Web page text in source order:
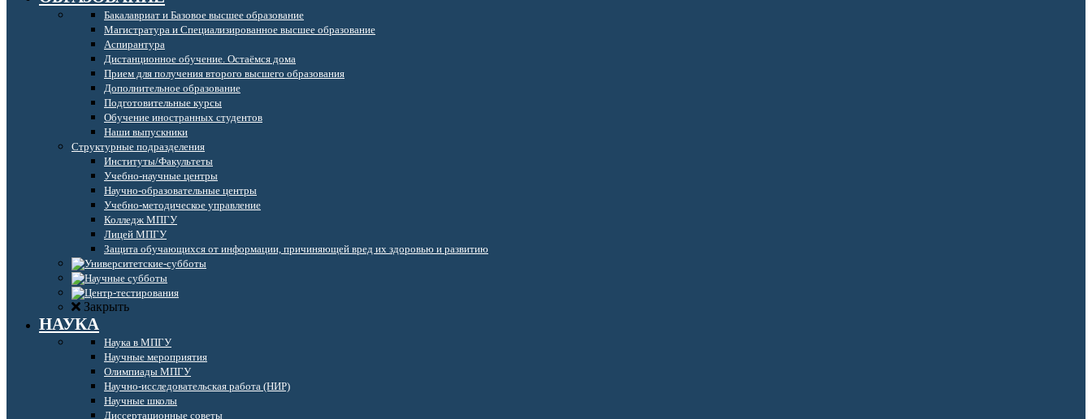
Бакалавриат и Базовое высшее образование
Магистратура и Специализированное высшее образование
Аспирантура
Дистанционное обучение. Остаёмся дома
Прием для получения второго высшего образования
Дополнительное образование
Подготовительные курсы
Обучение иностранных студентов
Наши выпускники
Структурные подразделения
Институты/Факультеты
Учебно-научные центры
Научно-образовательные центры
Учебно-методическое управление
Колледж МПГУ
Лицей МПГУ
Защита обучающихся от информации, причиняющей вред их здоровью и развитию
Закрыть
НАУКА
Наука в МПГУ
Научные мероприятия
Олимпиады МПГУ
Научно-исследовательская работа (НИР)
Научные школы
Диссертационные советы